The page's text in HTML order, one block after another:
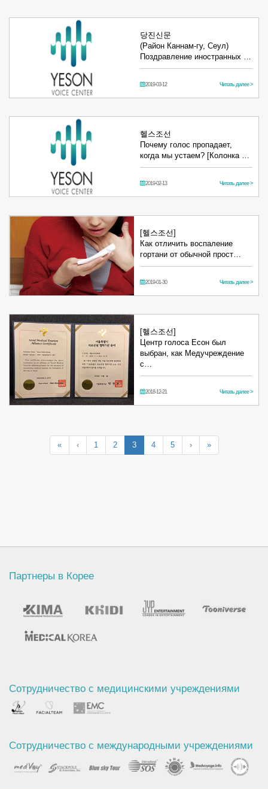
당진신문
(Район Каннам-гу, Сеул)
Поздравление иностранных …
2019-03-12 Читать далее >
헬스조선
Почему голос пропадает,
когда мы устаем? [Колонка …
2019-02-13 Читать далее >
[헬스조선]
Как отличить воспаление
гортани от обычной прост…
2019-01-30 Читать далее >
[헬스조선]
Центр голоса Есон был
выбран, как Медучреждение
с…
2018-12-21 Читать далее >
« ‹ 1 2 3 4 5 › »
Партнеры в Корее
Сотрудничество с медицинскими учреждениями
Сотрудничество с международными учреждениями